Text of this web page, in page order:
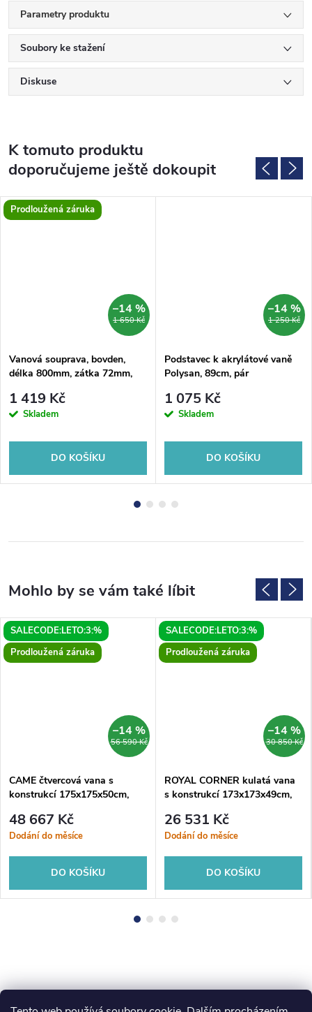
Parametry produktu
Soubory ke stažení
Diskuse
K tomuto produktu
doporučujeme ještě dokoupit
Prodloužená záruka
1 650 Kč
–14 %
Vanová souprava, bovden,
délka 800mm, zátka 72mm,
1 419 Kč
Skladem
DO KOŠÍKU
1 250 Kč
–14 %
Podstavec k akrylátové vaně
Polysan, 89cm, pár
1 075 Kč
Skladem
DO KOŠÍKU
SALECODE:LETO:3:%
Prodloužená záruka
56 590 Kč
–14 %
CAME čtvercová vana s
konstrukcí 175x175x50cm,
48 667 Kč
Dodání do měsíce
DO KOŠÍKU
SALECODE:LETO:3:%
Prodloužená záruka
30 850 Kč
–14 %
ROYAL CORNER kulatá vana
s konstrukcí 173x173x49cm,
26 531 Kč
Dodání do měsíce
DO KOŠÍKU